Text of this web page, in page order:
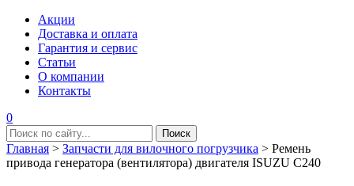
Акции
Доставка и оплата
Гарантия и сервис
Статьи
О компании
Контакты
0
Главная > Запчасти для вилочного погрузчика > Ремень
привода генератора (вентилятора) двигателя ISUZU C240